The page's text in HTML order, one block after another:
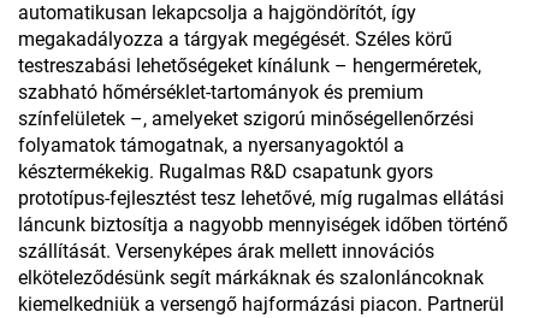
automatikusan lekapcsolja a hajgöndörítót, így
megakadályozza a tárgyak megégését. Széles körű
testreszabási lehetőségeket kínálunk – hengerméretek,
szabható hőmérséklet-tartományok és premium
színfelületek –, amelyeket szigorú minőségellenőrzési
folyamatok támogatnak, a nyersanyagoktól a
késztermékekig. Rugalmas R&D csapatunk gyors
prototípus-fejlesztést tesz lehetővé, míg rugalmas ellátási
láncunk biztosítja a nagyobb mennyiségek időben történő
szállítását. Versenyképes árak mellett innovációs
elköteleződésünk segít márkáknak és szalonláncoknak
kiemelkedniük a versengő hajformázási piacon. Partnerül